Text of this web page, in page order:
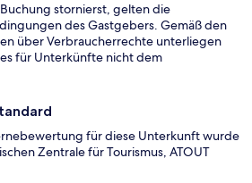
stornierst, gelten die
des Gastgebers. Gemäß den
über Verbraucherrechte unterliegen
für Unterkünfte nicht dem
für diese Unterkunft wurde
Zentrale für Tourismus, ATOUT